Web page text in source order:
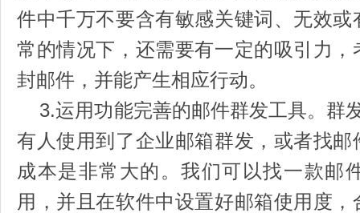
件中千万不要含有敏感关键词、无效
常的情况下，还需要有一定的吸引力
封邮件，并能产生相应行动。
3.运用功能完善的邮件群发工具。群
有人使用到了企业邮箱群发，或者找
成本是非常大的。我们可以找一款邮
用，并且在软件中设置好邮箱使用度